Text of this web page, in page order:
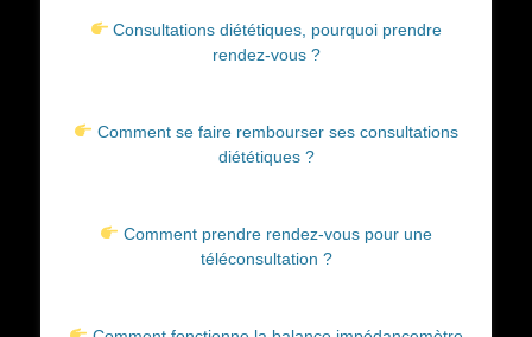
Consultations diététiques, pourquoi prendre
rendez-vous ?
Comment se faire rembourser ses consultations
diététiques ?
Comment prendre rendez-vous pour une
téléconsultation ?